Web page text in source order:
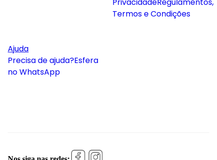
Termos e Condições
Ajuda
Precisa de ajuda?Esfera
no WhatsApp